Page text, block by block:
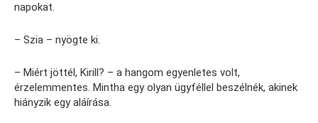
napokat.
– Szia – nyögte ki.
– Miért jöttél, Kirill? – a hangom egyenletes volt,
érzelemmentes. Mintha egy olyan ügyféllel beszélnék, akinek
hiányzik egy aláírása.